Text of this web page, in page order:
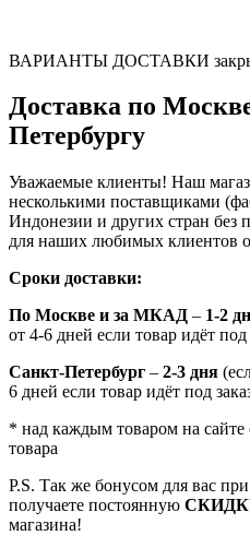
ВАРИАНТЫ ДОСТАВКИ
Доставка по
Петербургу
Уважаемые клиенты! Наш
несколькими поставщиками
Индонезии и других стран без
для наших любимых клиентов
Сроки доставки:
По Москве и за МКАД – 1-2
от 4-6 дней если товар идёт под
Санкт-Петербург – 2-3 дня
6 дней если товар идёт под
* над каждым товаром на сайте
товара
P.S. Так же бонусом для вас
получаете постоянную
магазина!